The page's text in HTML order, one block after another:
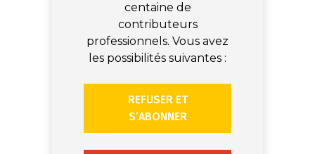
centaine de
contributeurs
professionnels. Vous avez
les possibilités suivantes :
REFUSER ET
S’ABONNER